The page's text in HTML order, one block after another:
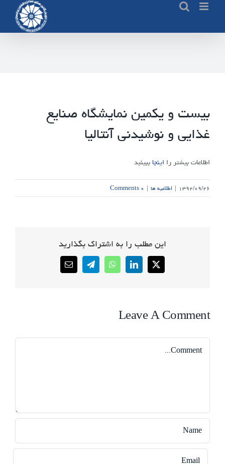
content
بیست و یکمین نمایشگاه صنایع
غذایی و نوشیدنی آنتالیا
اطلاعات بیشتر را اینجاببینید
۱۳۹۲/۰۹/۲۶ | اطلاعیه ها | ۰ Comments
این مطلب را به اشتراک بگذارید
X
LinkedIn
WhatsApp
Telegram
Email
Leave A Comment